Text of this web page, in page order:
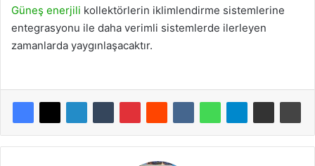
Güneş enerjili kollektörlerin iklimlendirme sistemlerine
entegrasyonu ile daha verimli sistemlerde ilerleyen
zamanlarda yaygınlaşacaktır.